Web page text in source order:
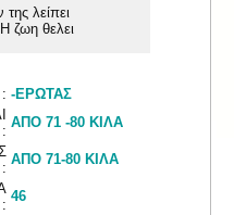
λείπει
ζωη θελει
-ΕΡΩΤΑΣ
ΑΠΟ 71 -80 ΚΙΛΑ
ΑΠΟ 71-80 ΚΙΛΑ
46